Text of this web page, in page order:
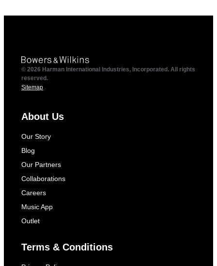
© 2026 Harman International Industries, Incorporated. All rights
reserved.
Sitemap
About Us
Our Story
Blog
Our Partners
Collaborations
Careers
Music App
Outlet
Terms & Conditions